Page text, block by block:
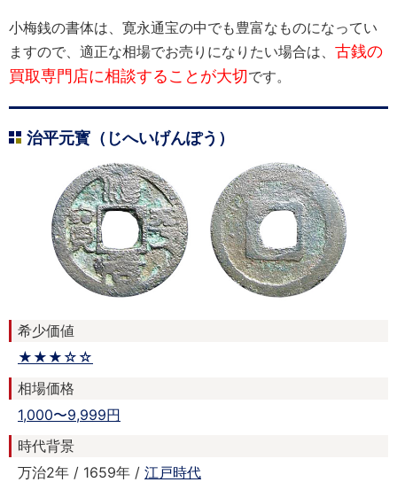
小梅銭の書体は、寛永通宝の中でも豊富なものになってい
ますので、適正な相場でお売りになりたい場合は、 古銭の
買取専門店に相談することが大切です。
治平元寳（じへいげんぽう）
希少価値
★★★☆☆
相場価格
1,000〜9,999円
時代背景
万治2年 / 1659年 / 江戸時代